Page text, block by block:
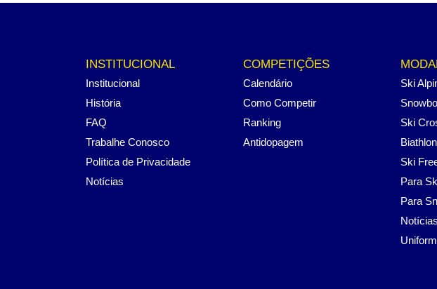
INSTITUCIONAL
Institucional
História
FAQ
Trabalhe Conosco
Política de Privacidade
Notícias
COMPETIÇÕES
Calendário
Como Competir
Ranking
Antidopagem
Ski
Ski
Biathlon
Ski
Para
Para